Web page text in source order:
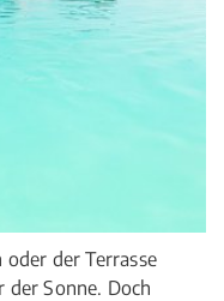
der Terrasse
Sonne. Doch